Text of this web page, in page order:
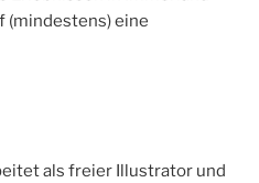
(mindestens) eine
als freier Illustrator und